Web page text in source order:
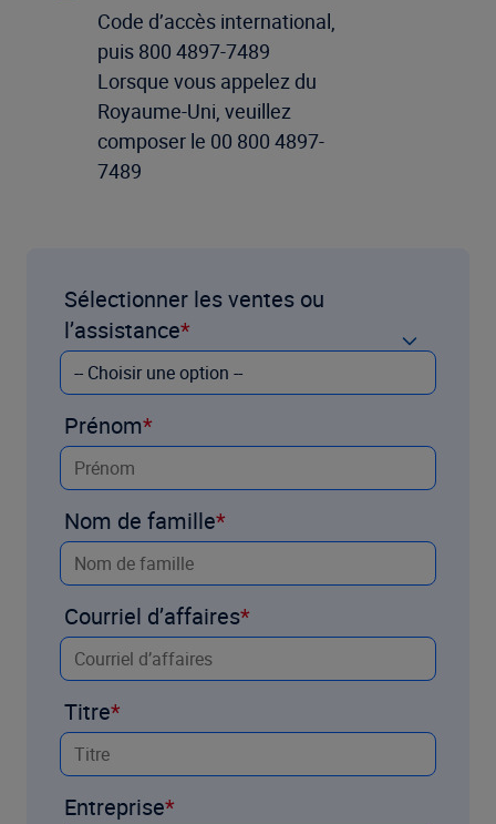
Code d’accès international,
puis 800 4897-7489
Lorsque vous appelez du
Royaume-Uni, veuillez
composer le 00 800 4897-
7489
Sélectionner les ventes ou
l’assistance
Prénom
Nom de famille
Courriel d’affaires
Titre
Entreprise